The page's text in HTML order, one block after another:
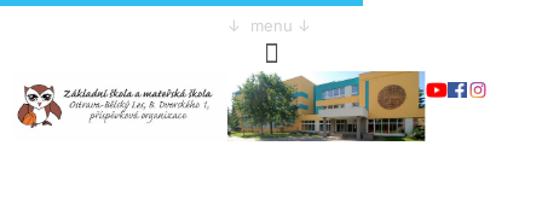
↓ menu ↓